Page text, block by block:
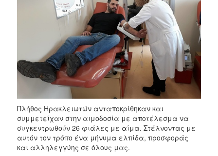
Πλήθος Ηρακλειωτών ανταποκρίθηκαν και
συμμετείχαν στην αιμοδοσία με αποτέλεσμα να
συγκεντρωθούν 26 φιάλες με αίμα. Στέλνοντας με
αυτόν τον τρόπο ένα μήνυμα ελπίδα, προσφοράς
και αλληλεγγύης σε όλους μας.